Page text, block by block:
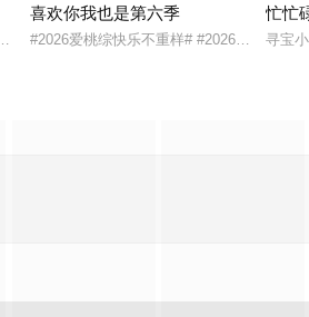
人进入演播室，主持人和人民调解员现场为当
喜欢你我也是第六季
#2026爱桃综快乐不重样# #2026爱奇艺新
忙忙
寻宝